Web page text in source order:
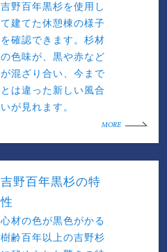
吉野百年黒杉を使用し
て建てた休憩棟の様子
を確認できます。杉材
の色味が、黒や赤など
が混ざり合い、今まで
とは違った新しい風合
いが見れます。
MORE
吉野百年黒杉の特
性
心材の色が黒色がかる
樹齢百年以上の吉野杉